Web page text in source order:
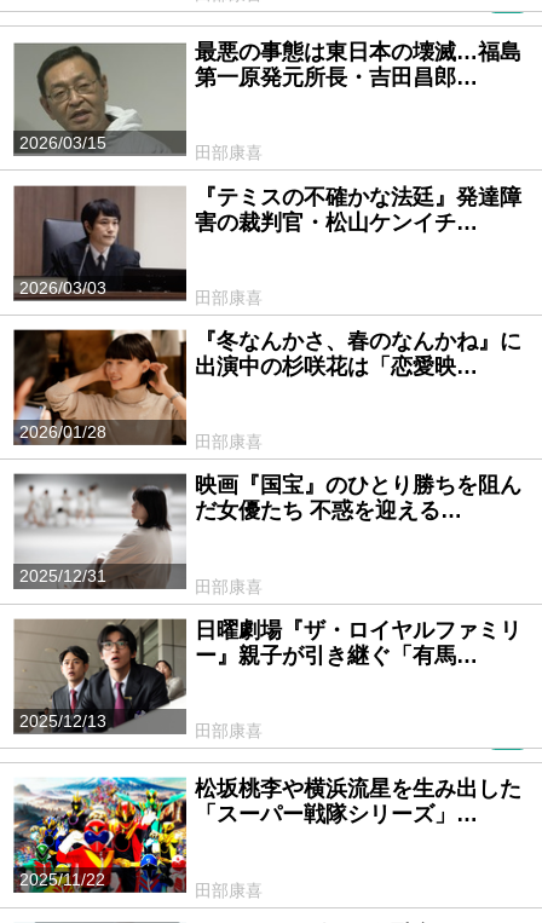
2026/03/15
最悪の事態は東日本の壊滅…福島
第一原発元所長・吉田昌郎…
田部康喜
2026/03/03
『テミスの不確かな法廷』発達障
害の裁判官・松山ケンイチ…
田部康喜
2026/01/28
『冬なんかさ、春のなんかね』に
出演中の杉咲花は「恋愛映…
田部康喜
2025/12/31
映画『国宝』のひとり勝ちを阻ん
だ女優たち 不惑を迎える…
田部康喜
2025/12/13
日曜劇場『ザ・ロイヤルファミリ
ー』親子が引き継ぐ「有馬…
田部康喜
2025/11/22
松坂桃李や横浜流星を生み出した
「スーパー戦隊シリーズ」…
田部康喜